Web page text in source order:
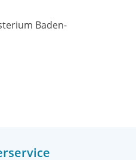
Baden-